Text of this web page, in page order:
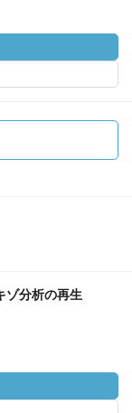
ゾ分析の再生